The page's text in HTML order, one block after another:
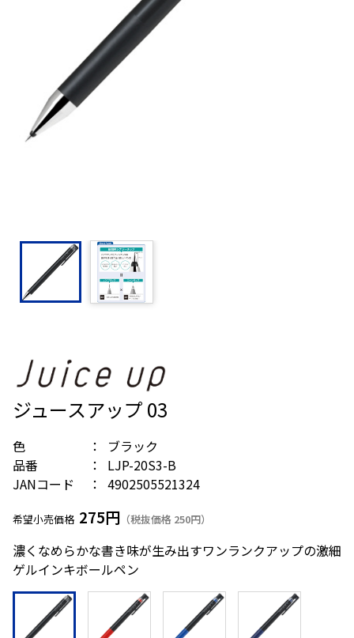
ジュースアップ 03
色
ブラック
品番
LJP-20S3-B
JANコード
4902505521324
希望小売価格 275円 （税抜価格 250円）
濃くなめらかな書き味が生み出すワンランクアップの激細
ゲルインキボールペン